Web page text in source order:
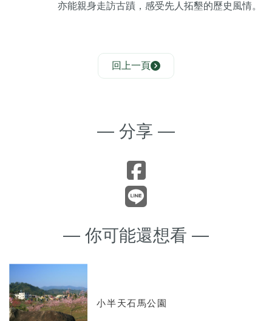
亦能親身走訪古蹟，感受先人拓墾的歷史風情。
回上一頁
— 分享 —
— 你可能還想看 —
小半天石馬公園